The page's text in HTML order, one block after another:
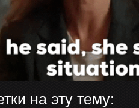
на эту тему: